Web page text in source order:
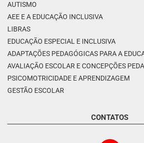
AUTISMO
AEE E A EDUCAÇÃO INCLUSIVA
LIBRAS
EDUCAÇÃO ESPECIAL E INCLUSIVA
ADAPTAÇÕES PEDAGÓGICAS PARA A
AVALIAÇÃO ESCOLAR E CONCEPÇÕES
PSICOMOTRICIDADE E APRENDIZAGEM
GESTÃO ESCOLAR
CONTATOS